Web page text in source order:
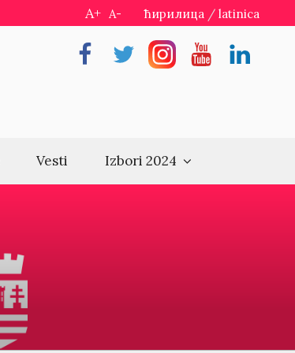
A+ A- ћирилица / latinica
FacebookTwitterInstragramYoutubeLinkedin
Vesti Izbori 2024